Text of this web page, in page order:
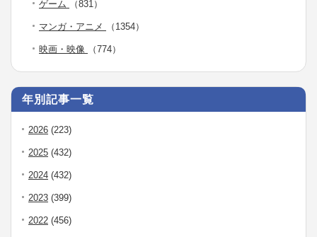
ゲーム （831）
マンガ・アニメ （1354）
映画・映像 （774）
年別記事一覧
2026 (223)
2025 (432)
2024 (432)
2023 (399)
2022 (456)